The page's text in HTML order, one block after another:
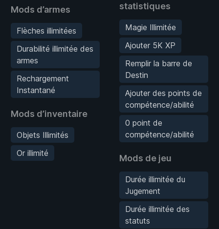
Mods d’armes
Flèches illimitées
Durabilité illimitée des
armes
Rechargement
Instantané
Mods d’inventaire
Objets Illimités
Or illimité
statistiques
Magie Illimitée
Ajouter 5K XP
Remplir la barre de
Destin
Ajouter des points de
compétence/abilité
0 point de
compétence/abilité
Mods de jeu
Durée illimitée du
Jugement
Durée illimitée des
statuts